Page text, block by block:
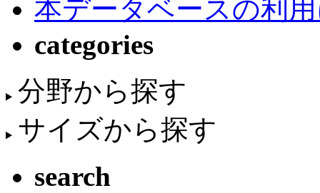
本データベースの利
categories
分野から探す
サイズから探す
search